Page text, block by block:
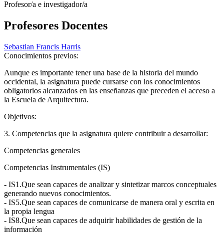
Profesor/a e investigador/a
Profesores Docentes
Sebastian Francis Harris
Conocimientos previos:
Aunque es importante tener una base de la historia del mundo
occidental, la asignatura puede cursarse con los conocimientos
obligatorios alcanzados en las enseñanzas que preceden el acceso a
la Escuela de Arquitectura.
Objetivos:
3. Competencias que la asignatura quiere contribuir a desarrollar:
Competencias generales
Competencias Instrumentales (IS)
- IS1.Que sean capaces de analizar y sintetizar marcos conceptuales
generando nuevos conocimientos.
- IS5.Que sean capaces de comunicarse de manera oral y escrita en
la propia lengua
- IS8.Que sean capaces de adquirir habilidades de gestión de la
información